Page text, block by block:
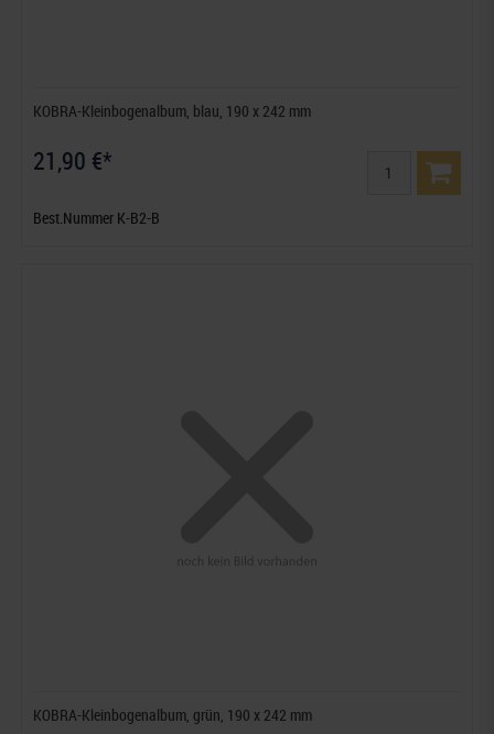
KOBRA-Kleinbogenalbum, blau, 190 x 242 mm
21,90 €*
Best.Nummer K-B2-B
KOBRA-Kleinbogenalbum, grün, 190 x 242 mm